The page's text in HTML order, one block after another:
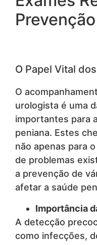
Prevenção
O Papel Vital
O
urologista é uma
importantes para
peniana. Estes
não apenas para
de problemas
a prevenção de
afetar a saúde
Importância
A detecção
como infecções,